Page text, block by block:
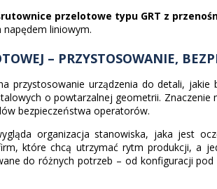
przelotowe typu GRT z
liniowym.
– PRZYSTOSOWANIE,
przystosowanie urządzenia do detali,
o powtarzalnej geometrii.
bezpieczeństwa operatorów.
organizacja stanowiska, jaka jest
które chcą utrzymać rytm produkcji, a
do różnych potrzeb – od konfiguracji